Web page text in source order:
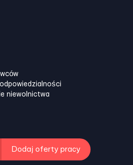
niewolnictwa
Dodaj oferty pracy